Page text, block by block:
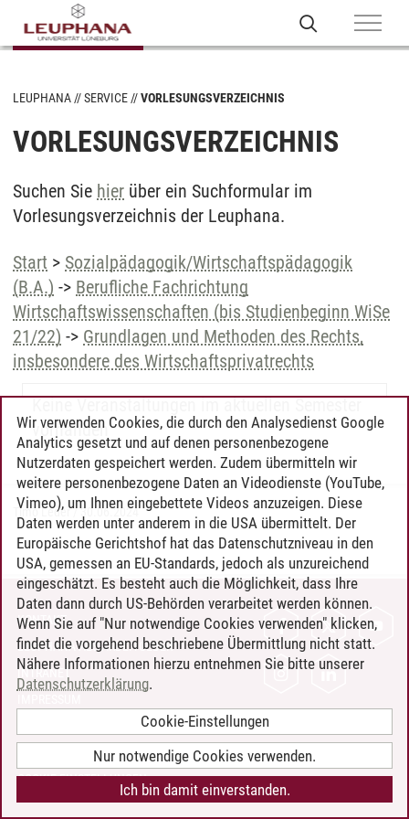
LEUPHANA SERVICE VORLESUNGSVERZEICHNIS
VORLESUNGSVERZEICHNIS
Suchen Sie hier über ein Suchformular im
Vorlesungsverzeichnis der Leuphana.
Start > Sozialpädagogik/Wirtschaftspädagogik
(B.A.) -> Berufliche Fachrichtung
Wirtschaftswissenschaften (bis Studienbeginn WiSe
21/22) -> Grundlagen und Methoden des Rechts,
insbesondere des Wirtschaftsprivatrechts
Keine Veranstaltungen im aktuellen Semester
vorhanden
Timo Leder/30.06.2024
KONTAKT
LEUPHANA ALS ARBEITGEBER
INTRANET
BARRIEREFREIHEIT
COOKIE-EINSTELLUNGEN
Wir verwenden Cookies, die durch den Analysedienst Google
Analytics gesetzt und auf denen personenbezogene
Nutzerdaten gespeichert werden. Zudem übermitteln wir
weitere personenbezogene Daten an Videodienste (YouTube,
Vimeo), um Ihnen eingebettete Videos anzuzeigen. Diese
Daten werden unter anderem in die USA übermittelt. Der
Europäische Gerichtshof hat das Datenschutzniveau in den
USA, gemessen an EU-Standards, jedoch als unzureichend
eingeschätzt. Es besteht auch die Möglichkeit, dass Ihre
Daten dann durch US-Behörden verarbeitet werden können.
Wenn Sie auf "Nur notwendige Cookies verwenden" klicken,
findet die vorgehend beschriebene Übermittlung nicht statt.
Nähere Informationen hierzu entnehmen Sie bitte unserer
Datenschutzerklärung.
Cookie-Einstellungen
Nur notwendige Cookies verwenden.
Ich bin damit einverstanden.